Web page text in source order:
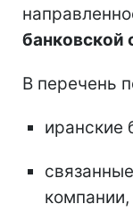
банковской
В перечень
иранские
компании,